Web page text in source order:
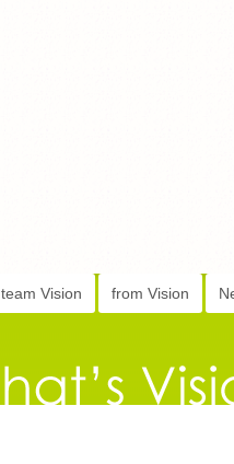
team Vision from Vision